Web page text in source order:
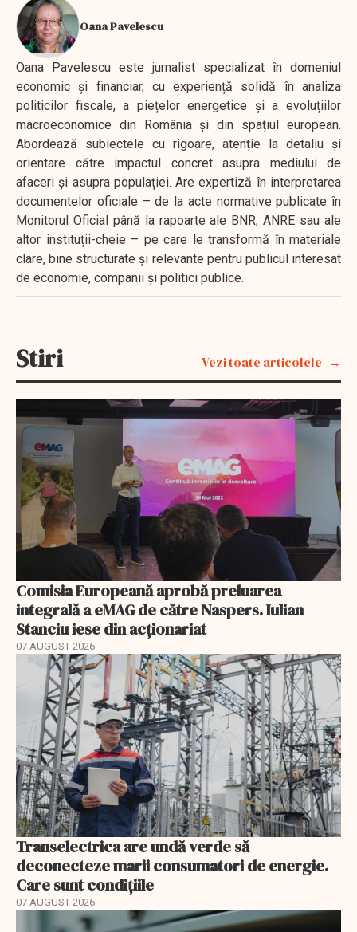
Oana Pavelescu
Oana Pavelescu este jurnalist specializat în domeniul
economic și financiar, cu experiență solidă în analiza
politicilor fiscale, a piețelor energetice și a evoluțiilor
macroeconomice din România și din spațiul european.
Abordează subiectele cu rigoare, atenție la detaliu și
orientare către impactul concret asupra mediului de
afaceri și asupra populației. Are expertiză în interpretarea
documentelor oficiale – de la acte normative publicate în
Monitorul Oficial până la rapoarte ale BNR, ANRE sau ale
altor instituții-cheie – pe care le transformă în materiale
clare, bine structurate și relevante pentru publicul interesat
de economie, companii și politici publice.
Stiri Vezi toate articolele
Comisia Europeană aprobă preluarea
integrală a eMAG de către Naspers. Iulian
Stanciu iese din acționariat
07 AUGUST 2026
Transelectrica are undă verde să
deconecteze marii consumatori de energie.
Care sunt condițiile
07 AUGUST 2026